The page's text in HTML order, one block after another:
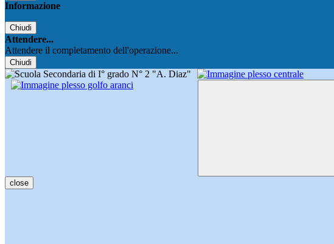
Informazione
Chiudi
Attendere...
Attendere il completamento dell'operazione...
Chiudi
close